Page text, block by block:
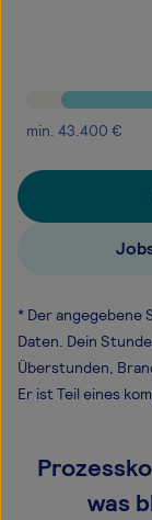
min. 43.400 €
* Der angegebene
Daten. Dein
Überstunden,
Er ist Teil eines
was